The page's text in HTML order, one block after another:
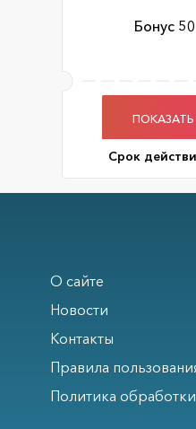
Бонус
Срок
О сайте
Новости
Контакты
Правила
Политика